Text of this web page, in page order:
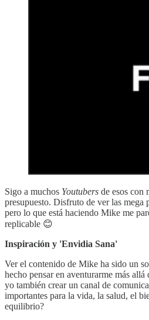
Sigo a muchos Youtubers de esos con
presupuesto. Disfruto de ver las mega
pero lo que está haciendo Mike me
replicable 😊
Inspiración y 'Envidia Sana'
Ver el contenido de Mike ha sido un
hecho pensar en aventurarme más
yo también crear un canal de
importantes para la vida, la salud, el
equilibrio?